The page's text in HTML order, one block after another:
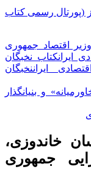
(پورتال رسمی کتاب
اقتصاد جمهوری
ایرانکتاب نخبگان
ایراننخبگان
و بنیانگذار
خاندوزی،
جمهوری